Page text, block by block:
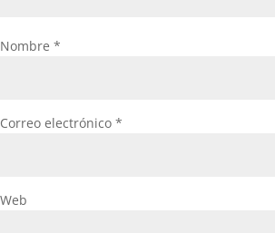
Nombre *
Correo electrónico *
Web